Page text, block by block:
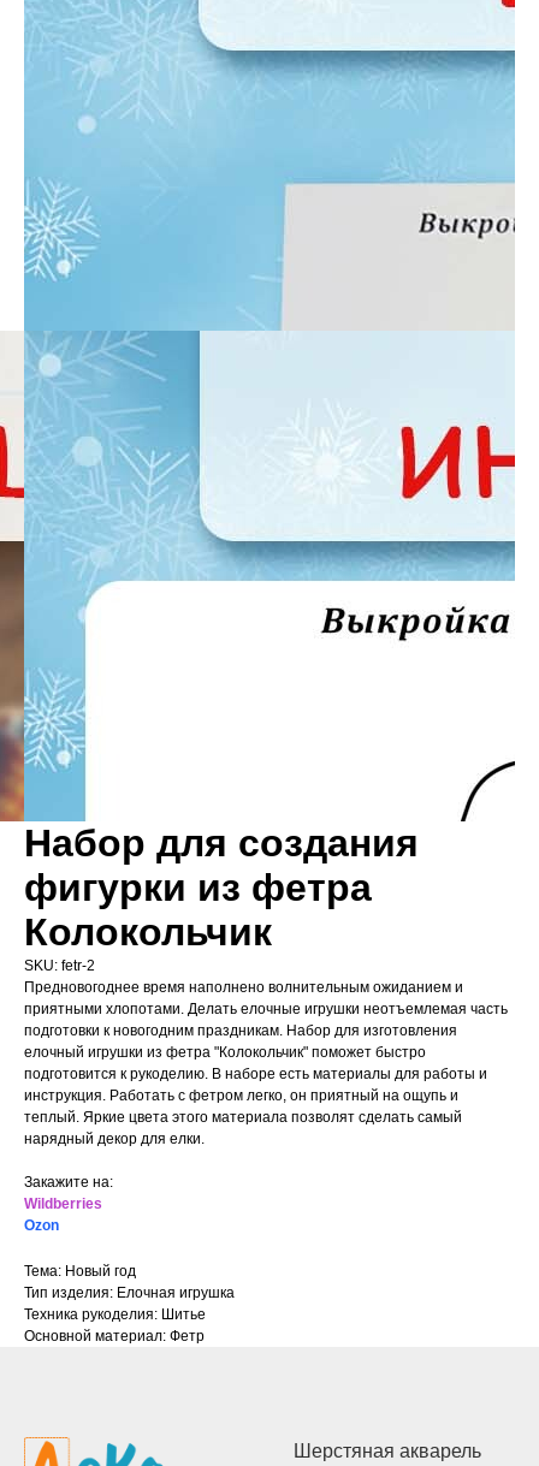
Набор для создания
фигурки из фетра
Колокольчик
SKU: fetr-2
Предновогоднее время наполнено волнительным ожиданием и
приятными хлопотами. Делать елочные игрушки неотъемлемая часть
подготовки к новогодним праздникам. Набор для изготовления
елочный игрушки из фетра "Колокольчик" поможет быстро
подготовится к рукоделию. В наборе есть материалы для работы и
инструкция. Работать с фетром легко, он приятный на ощупь и
теплый. Яркие цвета этого материала позволят сделать самый
нарядный декор для елки.
Закажите на:
Wildberries
Ozon
Тема: Новый год
Тип изделия: Елочная игрушка
Техника рукоделия: Шитье
Основной материал: Фетр
Шерстяная акварель